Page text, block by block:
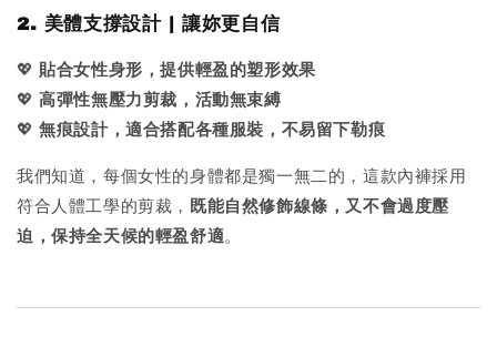
2. 美體支撐設計 | 讓妳更自信
💖 貼合女性身形，提供輕盈的塑形效果
💖高彈性無壓力剪裁，活動無束縛
💖無痕設計，適合搭配各種服裝，不易留下勒痕
我們知道，每個女性的身體都是獨一無二的，這款內褲採用
符合人體工學的剪裁， 既能自然修飾線條，又不會過度壓
迫，保持全天候的輕盈舒適。